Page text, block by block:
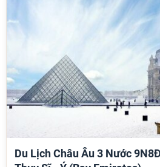
Du Lịch Châu Âu 3 Nước